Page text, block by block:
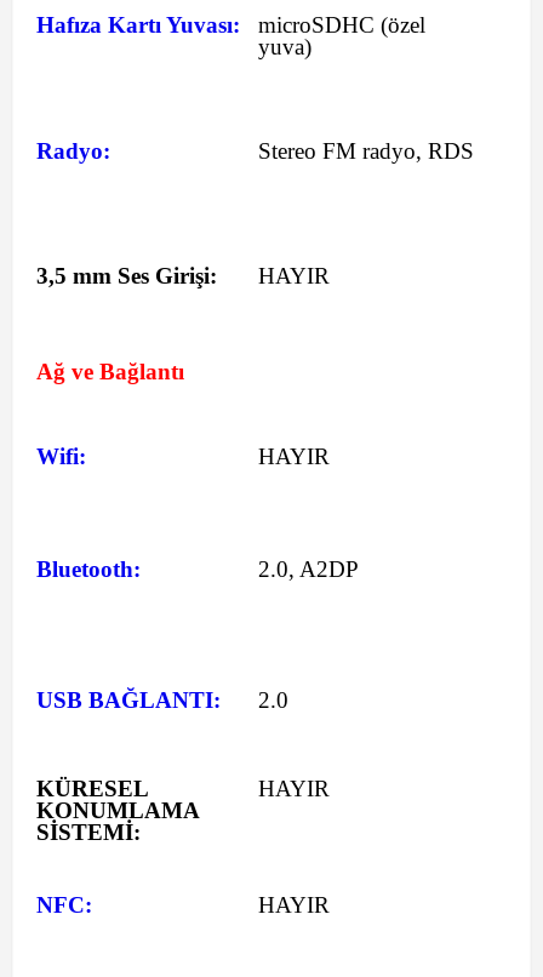
Hafıza Kartı Yuvası:
microSDHC (özel
yuva)
Radyo: Stereo FM radyo, RDS
3,5 mm Ses Girişi: HAYIR
Ağ ve Bağlantı
Wifi: HAYIR
Bluetooth: 2.0, A2DP
USB BAĞLANTI: 2.0
KÜRESEL
KONUMLAMA
SİSTEMİ:
HAYIR
NFC: HAYIR